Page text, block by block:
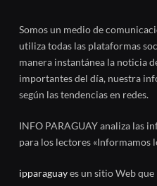
Somos un medio de
utiliza todas las plataformas
manera instantánea la noticia
importantes del día, nuestra
según las tendencias en redes.
INFO PARAGUAY analiza las
para los lectores «Informamos
ipparaguayes un sitio Web